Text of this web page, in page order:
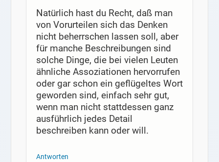
Natürlich hast du Recht, daß man
von Vorurteilen sich das Denken
nicht beherrschen lassen soll, aber
für manche Beschreibungen sind
solche Dinge, die bei vielen Leuten
ähnliche Assoziationen hervorrufen
oder gar schon ein geflügeltes Wort
geworden sind, einfach sehr gut,
wenn man nicht stattdessen ganz
ausführlich jedes Detail
beschreiben kann oder will.
Antworten